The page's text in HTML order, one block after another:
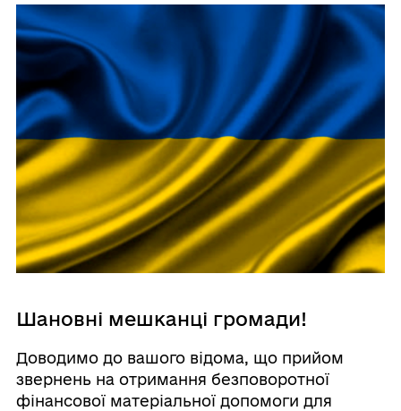
Шановні мешканці громади!
Доводимо до вашого відома, що прийом
звернень на отримання безповоротної
фінансової матеріальної допомоги для